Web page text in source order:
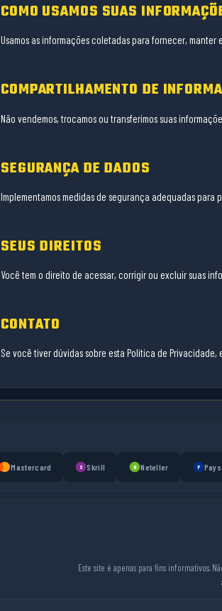
COMO USAMOS SUAS
Usamos as informações coletadas para fornecer,
COMPARTILHAMENTO DE
Não vendemos, trocamos ou transferimos suas
SEGURANÇA DE DADOS
Implementamos medidas de segurança adequadas
SEUS DIREITOS
Você tem o direito de acessar, corrigir ou excluir suas
CONTATO
Se você tiver dúvidas sobre esta Política de
Mastercard S Skrill N Neteller P
Este site é apenas para fins informativos.